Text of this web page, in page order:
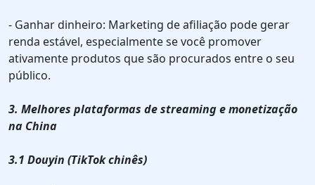
- Ganhar dinheiro: Marketing de afiliação pode gerar
renda estável, especialmente se você promover
ativamente produtos que são procurados entre o seu
público.
3. Melhores plataformas de streaming e monetização
na China
3.1 Douyin (TikTok chinês)